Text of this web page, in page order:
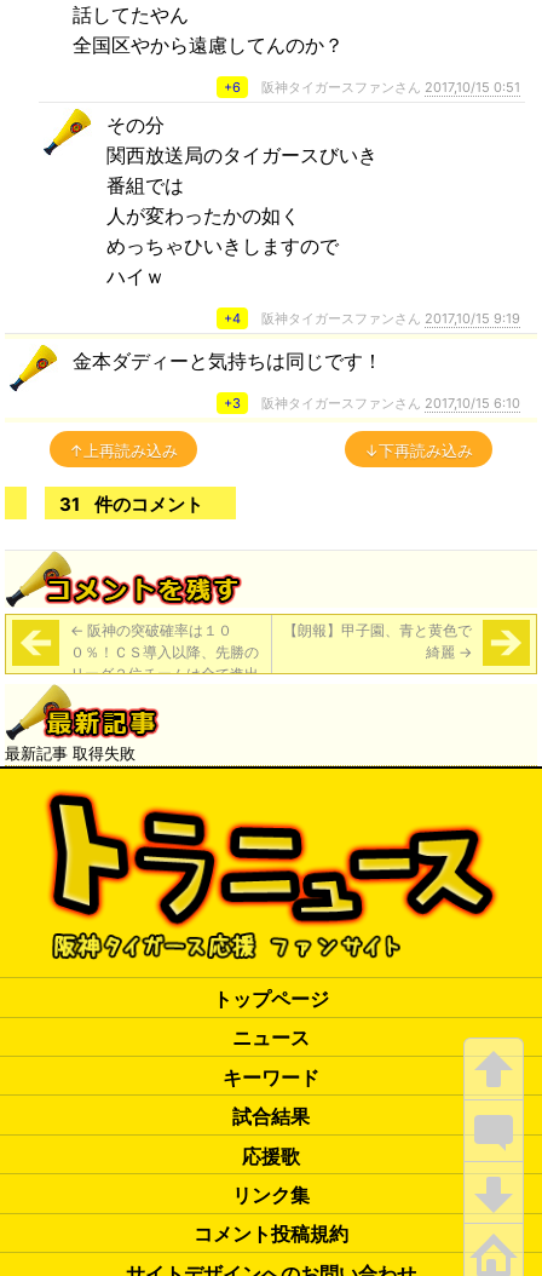
話してたやん
全国区やから遠慮してんのか？
+6 阪神タイガースファンさん 2017,10/15 0:51
その分
関西放送局のタイガースびいき
番組では
人が変わったかの如く
めっちゃひいきしますので
ハイｗ
+4 阪神タイガースファンさん 2017,10/15 9:19
金本ダディーと気持ちは同じです！
+3 阪神タイガースファンさん 2017,10/15 6:10
↑上再読み込み ↓下再読み込み
31 件のコメント
← 阪神の突破確率は１０
０％！ＣＳ導入以降、先勝の
リーグ２位チームは全て進出
【サンスポ】
【朗報】甲子園、青と黄色で
綺麗 →
最新記事 取得失敗
トップページ
ニュース
キーワード
試合結果
応援歌
リンク集
コメント投稿規約